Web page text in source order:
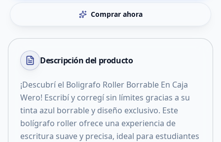
Comprar ahora
Descripción del producto
¡Descubrí el Boligrafo Roller Borrable En Caja
Wero! Escribí y corregí sin límites gracias a su
tinta azul borrable y diseño exclusivo. Este
bolígrafo roller ofrece una experiencia de
escritura suave y precisa, ideal para estudiantes